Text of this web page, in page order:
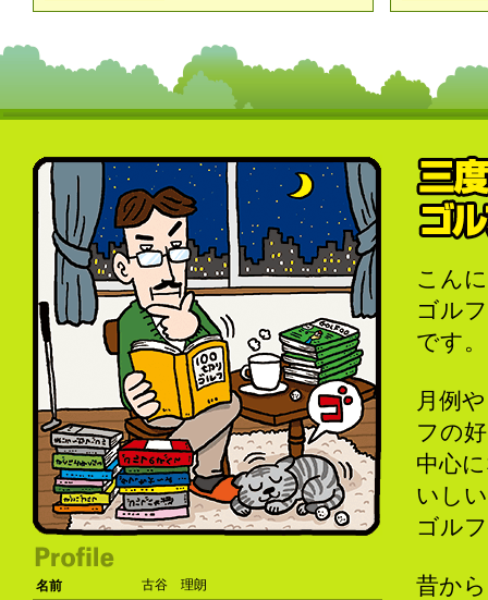
こん
ゴル
です。
月例
フの
中心
いし
ゴル
昔か
名前
古谷 理朗